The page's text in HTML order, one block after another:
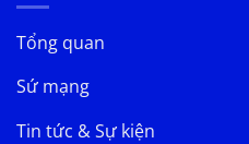
Tổng quan
Sứ mạng
Tin tức & Sự kiện